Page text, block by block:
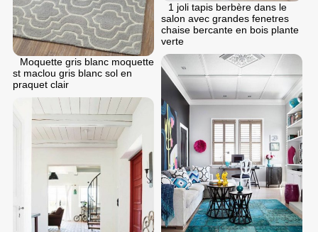
Moquette gris blanc moquette
st maclou gris blanc sol en
praquet clair
1 joli tapis berbère dans le
salon avec grandes fenetres
chaise bercante en bois plante
verte